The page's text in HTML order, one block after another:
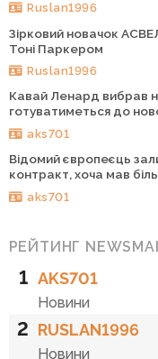
Ruslan1996
Зірковий новачок
Тоні Паркером
Ruslan1996
Кавай Ленард вибрав
готуватиметься до
aks701
Відомий європеєць
контракт, хоча мав
aks701
РЕЙТИНГ
1 AKS701
Новини
2 RUSLAN1996
Новини